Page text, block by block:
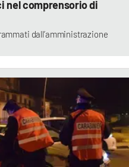
nel comprensorio di
dall’amministrazione